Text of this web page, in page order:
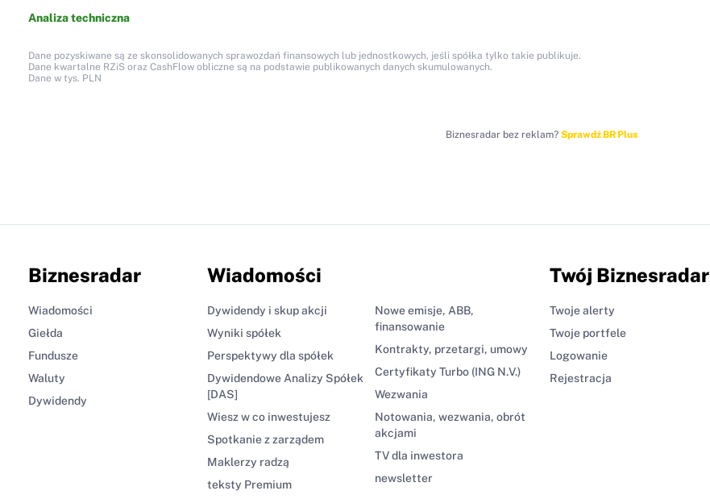
Analiza techniczna
Dane pozyskiwane są ze skonsolidowanych sprawozdań finansowych lub jednostkowych, jeśli spółka tylko takie publikuje.
Dane kwartalne RZiS oraz CashFlow obliczne są na podstawie publikowanych danych skumulowanych.
Dane w tys. PLN
Biznesradar bez reklam? Sprawdź BR Plus
Biznesradar
Wiadomości
Giełda
Fundusze
Waluty
Dywidendy
Wiadomości
Dywidendy i skup akcji
Wyniki spółek
Perspektywy dla spółek
Dywidendowe Analizy Spółek
[DAS]
Wiesz w co inwestujesz
Spotkanie z zarządem
Maklerzy radzą
teksty Premium
Nowe emisje, ABB,
finansowanie
Kontrakty, przetargi, umowy
Certyfikaty Turbo (ING N.V.)
Wezwania
Notowania, wezwania, obrót
akcjami
TV dla inwestora
newsletter
Twój Biznesradar
Twoje alerty
Twoje portfele
Logowanie
Rejestracja